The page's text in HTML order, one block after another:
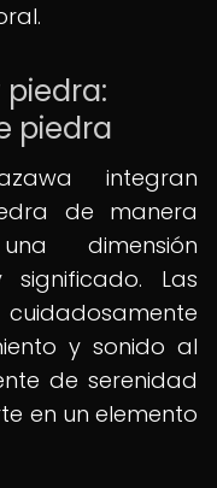
piedra
integran
de manera
dimensión
Las
y sonido al
de serenidad
en un elemento